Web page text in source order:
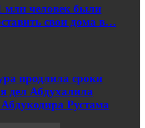
человек были
свои дома в…
продлила сроки
дел Абдухалила
Рустама